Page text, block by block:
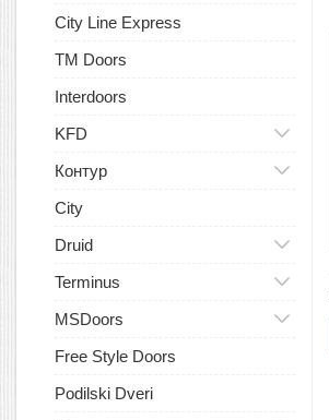
City Line Express
TM Doors
Interdoors
KFD
Контур
City
Druid
Terminus
MSDoors
Free Style Doors
Podilski Dveri